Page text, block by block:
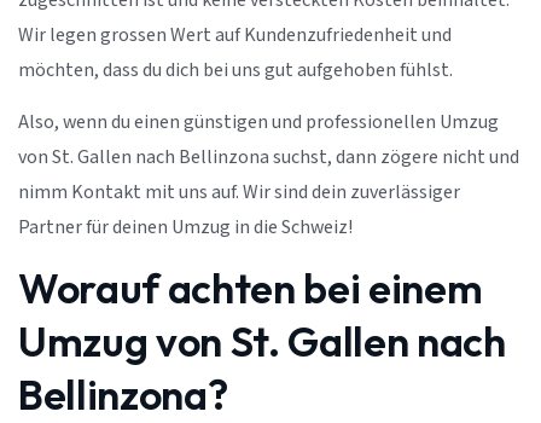
Wir legen grossen Wert auf Kundenzufriedenheit und
möchten, dass du dich bei uns gut aufgehoben fühlst.
Also, wenn du einen günstigen und professionellen Umzug
von St. Gallen nach Bellinzona suchst, dann zögere nicht und
nimm Kontakt mit uns auf. Wir sind dein zuverlässiger
Partner für deinen Umzug in die Schweiz!
Worauf achten bei einem
Umzug von St. Gallen nach
Bellinzona?